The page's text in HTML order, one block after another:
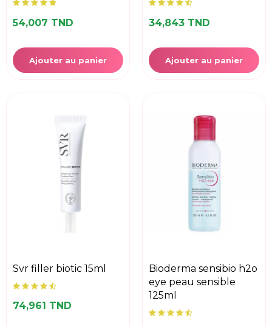
54,007 TND
Ajouter au panier
34,843 TND
Ajouter au panier
svr filler biotic 15ml
74,961 TND
bioderma sensibio h2o
eye peau sensible
125ml